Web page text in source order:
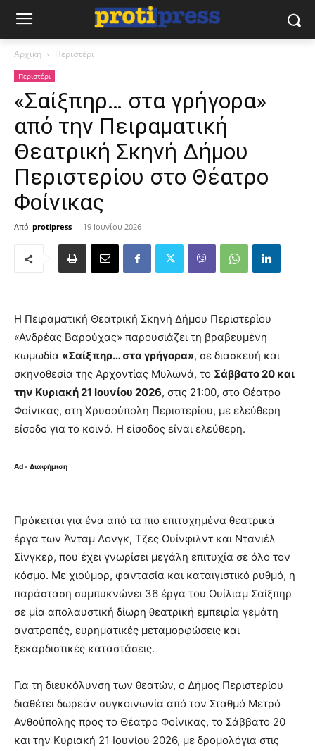
Αρχική Περιστέρι
Περιστέρι
«Σαίξπηρ… στα γρήγορα»
από την Πειραματική
Θεατρική Σκηνή Δήμου
Περιστερίου στο Θέατρο
Φοίνικας
Από protipress - 19 Ιουνίου 2026
Η Πειραματική Θεατρική Σκηνή Δήμου Περιστερίου
«Ανδρέας Βαρούχας» παρουσιάζει τη βραβευμένη
κωμωδία «Σαίξπηρ… στα γρήγορα», σε διασκευή και
σκηνοθεσία της Αρχοντίας Μυλωνά, το Σάββατο 20 και
την Κυριακή 21 Ιουνίου 2026, στις 21:00, στο Θέατρο
Φοίνικας, στη Χρυσούπολη Περιστερίου, με ελεύθερη
είσοδο για το κοινό. Η είσοδος είναι ελεύθερη.
Ad - Διαφήμιση
Πρόκειται για ένα από τα πιο επιτυχημένα θεατρικά
έργα των Άνταμ Λονγκ, Τζες Ουίνφιλντ και Ντανιέλ
Σίνγκερ, που έχει γνωρίσει μεγάλη επιτυχία σε όλο τον
κόσμο. Με χιούμορ, φαντασία και καταιγιστικό ρυθμό, η
παράσταση συμπυκνώνει 36 έργα του Ουίλιαμ Σαίξπηρ
σε μία απολαυστική δίωρη θεατρική εμπειρία γεμάτη
ανατροπές, ευρηματικές μεταμορφώσεις και
ξεκαρδιστικές καταστάσεις.
Για τη διευκόλυνση των θεατών, ο Δήμος Περιστερίου
διαθέτει δωρεάν συγκοινωνία από τον Σταθμό Μετρό
Ανθούπολης προς το Θέατρο Φοίνικας, το Σάββατο 20
και την Κυριακή 21 Ιουνίου 2026, με δρομολόγια στις